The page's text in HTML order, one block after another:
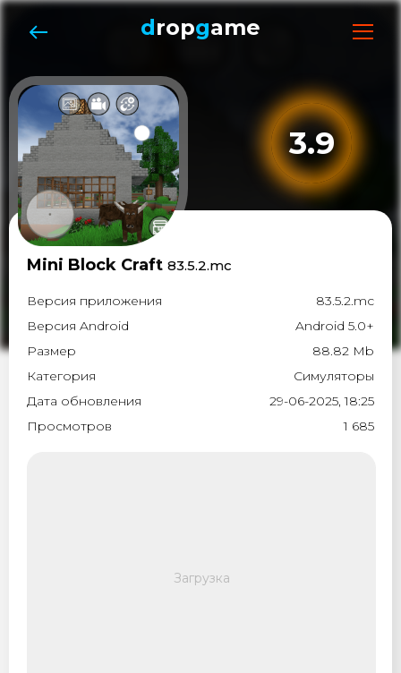
dropgame
3.9
Mini Block Craft 83.5.2.mc
Версия приложения
83.5.2.mc
Версия Android
Android 5.0+
Размер
88.82 Mb
Категория
Симуляторы
Дата обновления
29-06-2025, 18:25
Просмотров
1 685